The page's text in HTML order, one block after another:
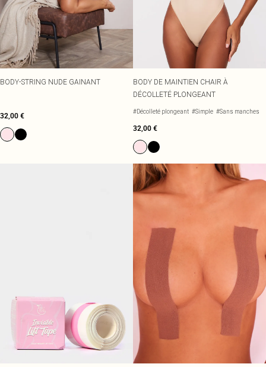
BODY-STRING NUDE GAINANT
32,00 €
BODY DE MAINTIEN CHAIR À
DÉCOLLETÉ PLONGEANT
#Décolleté plongeant #Simple #Sans manches
32,00 €